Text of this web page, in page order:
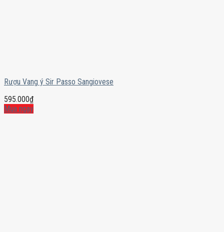
Rượu Vang ý Sir Passo Sangiovese
595.000₫
Mua ngay